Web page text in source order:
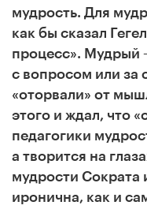
мудрость. Для
как бы сказал
процесс». Мудрый
с вопросом или за
«оторвали» от
этого и ждал, что
педагогики
а творится на
мудрости Сократа
иронична, как и